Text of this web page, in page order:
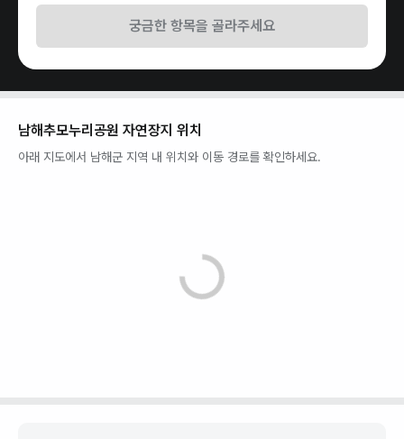
궁금한 항목을 골라주세요
남해추모누리공원 자연장지 위치
아래 지도에서 남해군 지역 내 위치와 이동 경로를 확인하세요.